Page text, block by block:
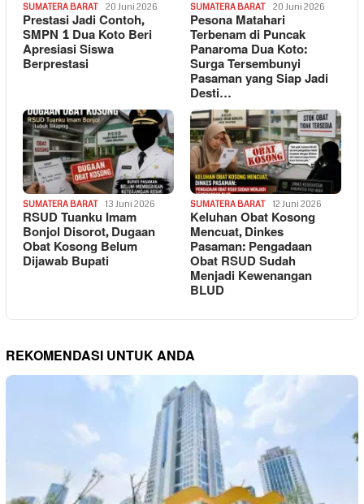
SUMATERA BARAT 20 Juni 2026
Prestasi Jadi Contoh,
SMPN 1 Dua Koto Beri
Apresiasi Siswa
Berprestasi
SUMATERA BARAT 20 Juni 2026
Pesona Matahari
Terbenam di Puncak
Panaroma Dua Koto:
Surga Tersembunyi
Pasaman yang Siap Jadi
Desti…
SUMATERA BARAT 13 Juni 2026
RSUD Tuanku Imam
Bonjol Disorot, Dugaan
Obat Kosong Belum
Dijawab Bupati
SUMATERA BARAT 12 Juni 2026
Keluhan Obat Kosong
Mencuat, Dinkes
Pasaman: Pengadaan
Obat RSUD Sudah
Menjadi Kewenangan
BLUD
REKOMENDASI UNTUK ANDA